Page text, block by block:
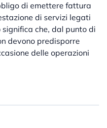
di emettere fattura
di servizi legati
che, dal punto di
devono predisporre
delle operazioni